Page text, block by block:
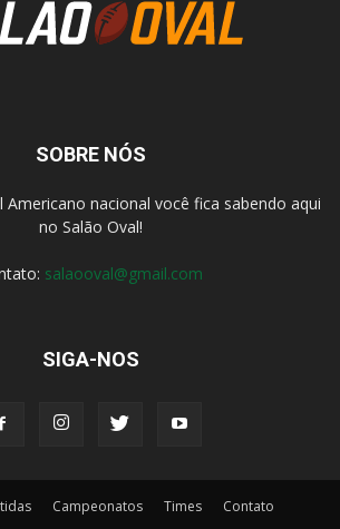
SOBRE NÓS
Americano nacional você fica sabendo aqui
no Salão Oval!
salaooval@gmail.com
SIGA-NOS
Campeonatos Times Contato